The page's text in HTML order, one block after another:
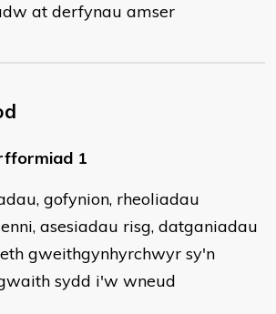
at derfynau amser
1
gofynion, rheoliadau
asesiadau risg, datganiadau
gweithgynhyrchwyr sy'n
sydd i'w wneud